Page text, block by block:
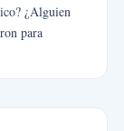
¿Alguien
para